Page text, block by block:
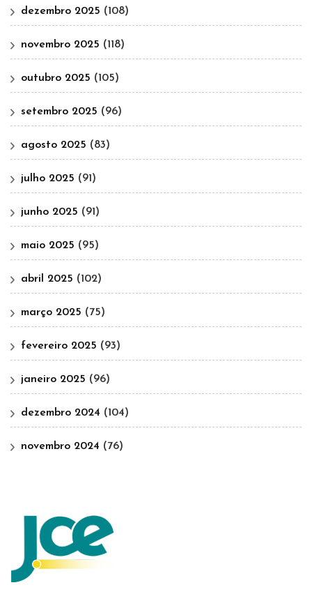
dezembro 2025 (108)
novembro 2025 (118)
outubro 2025 (105)
setembro 2025 (96)
agosto 2025 (83)
julho 2025 (91)
junho 2025 (91)
maio 2025 (95)
abril 2025 (102)
março 2025 (75)
fevereiro 2025 (93)
janeiro 2025 (96)
dezembro 2024 (104)
novembro 2024 (76)